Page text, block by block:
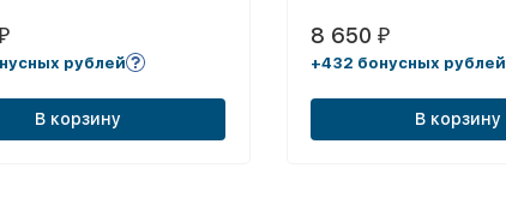
рублей
В корзину
8 650 ₽
+432 бонусных рублей
В корзину